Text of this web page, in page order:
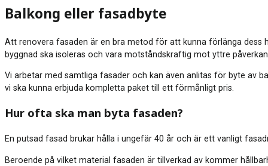
Balkong eller fasadbyte
Att renovera fasaden är en bra metod för att kunna förlänga
byggnad ska isoleras och vara motståndskraftig mot yttre
Vi arbetar med samtliga fasader och kan även anlitas för byte av
vi ska kunna erbjuda kompletta paket till ett förmånligt pris.
Hur ofta ska man byta fasaden?
En putsad fasad brukar hålla i ungefär 40 år och är ett vanligt
Beroende på vilket material fasaden är tillverkad av kommer